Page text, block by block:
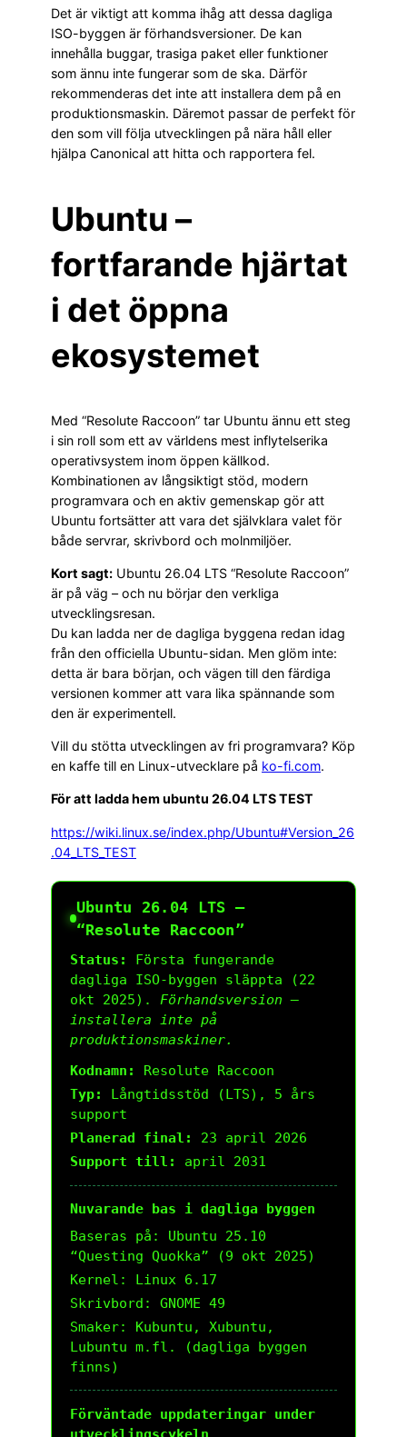
Det är viktigt att komma ihåg att dessa dagliga
ISO-byggen är förhandsversioner. De kan
innehålla buggar, trasiga paket eller funktioner
som ännu inte fungerar som de ska. Därför
rekommenderas det inte att installera dem på en
produktionsmaskin. Däremot passar de perfekt för
den som vill följa utvecklingen på nära håll eller
hjälpa Canonical att hitta och rapportera fel.
Ubuntu –
fortfarande hjärtat
i det öppna
ekosystemet
Med “Resolute Raccoon” tar Ubuntu ännu ett steg
i sin roll som ett av världens mest inflytelserika
operativsystem inom öppen källkod.
Kombinationen av långsiktigt stöd, modern
programvara och en aktiv gemenskap gör att
Ubuntu fortsätter att vara det självklara valet för
både servrar, skrivbord och molnmiljöer.
Kort sagt: Ubuntu 26.04 LTS “Resolute Raccoon”
är på väg – och nu börjar den verkliga
utvecklingsresan.
Du kan ladda ner de dagliga byggena redan idag
från den officiella Ubuntu-sidan. Men glöm inte:
detta är bara början, och vägen till den färdiga
versionen kommer att vara lika spännande som
den är experimentell.
Vill du stötta utvecklingen av fri programvara? Köp
en kaffe till en Linux-utvecklare på ko-fi.com.
För att ladda hem ubuntu 26.04 LTS TEST
https://wiki.linux.se/index.php/Ubuntu#Version_26
.04_LTS_TEST
Ubuntu 26.04 LTS –
“Resolute Raccoon”
Status:
Första fungerande
dagliga ISO-byggen släppta (22
okt 2025). Förhandsversion –
installera inte på
produktionsmaskiner.
Kodnamn:
Resolute Raccoon
Typ:
Långtidsstöd (LTS), 5 års
support
Planerad final:
23 april 2026
Support till:
april 2031
Nuvarande bas i dagliga byggen
Baseras på: Ubuntu 25.10
“Questing Quokka” (9 okt 2025)
Kernel: Linux 6.17
Skrivbord: GNOME 49
Smaker: Kubuntu, Xubuntu,
Lubuntu m.fl. (dagliga byggen
finns)
Förväntade uppdateringar under